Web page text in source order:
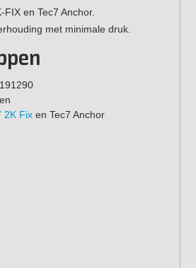
FIX en Tec7 Anchor.
met minimale druk.
2K Fix en Tec7 Anchor